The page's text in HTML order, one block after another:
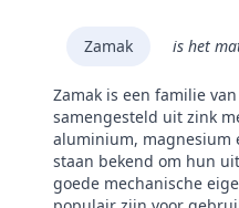
Zamak is het
Zamak is een familie
samengesteld uit zink
aluminium, magnesium
staan bekend om hun
goede mechanische